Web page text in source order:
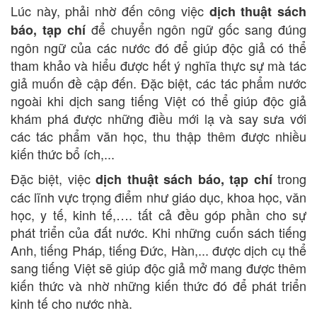
Lúc này, phải nhờ đến công việc dịch thuật sách
báo, tạp chí để chuyển ngôn ngữ gốc sang đúng
ngôn ngữ của các nước đó để giúp độc giả có thể
tham khảo và hiểu được hết ý nghĩa thực sự mà tác
giả muốn đề cập đến. Đặc biệt, các tác phẩm nước
ngoài khi dịch sang tiếng Việt có thể giúp độc giả
khám phá được những điều mới lạ và say sưa với
các tác phẩm văn học, thu thập thêm được nhiều
kiến thức bổ ích,...
Đặc biệt, việcdịch thuật sách báo, tạp chítrong
các lĩnh vực trọng điểm như giáo dục, khoa học, văn
học, y tế, kinh tế,…. tất cả đều góp phần cho sự
phát triển của đất nước. Khi những cuốn sách tiếng
Anh, tiếng Pháp, tiếng Đức, Hàn,... được dịch cụ thể
sang tiếng Việt sẽ giúp độc giả mở mang được thêm
kiến thức và nhờ những kiến thức đó để phát triển
kinh tế cho nước nhà.